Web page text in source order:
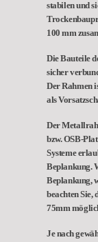
stabilen und
100 mm
Die Bauteile
sicher
Der Rahmen
als
Der
bzw. OSB-
Systeme
Beplankung.
Beplankung,
beachten Sie,
75mm
Je nach